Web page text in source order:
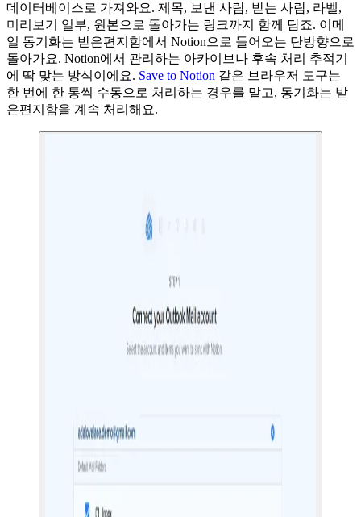
데이터베이스로 가져와요. 제목, 보낸 사람, 받는 사람, 라벨,
미리보기 일부, 원본으로 돌아가는 링크까지 함께 담죠. 이메
일 동기화는 받은편지함에서 Notion으로 들어오는 단방향으로
돌아가요. Notion에서 관리하는 아카이브나 후속 처리 추적기
에 딱 맞는 방식이에요. Save to Notion 같은 브라우저 도구는
한 번에 한 통씩 수동으로 처리하는 경우를 맡고, 동기화는 받
은편지함을 계속 처리해요.